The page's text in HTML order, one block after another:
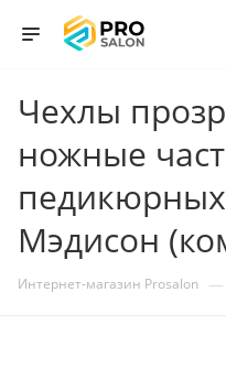
Чехлы
ножные
Мэдисон
Интернет-магазин Prosalon —